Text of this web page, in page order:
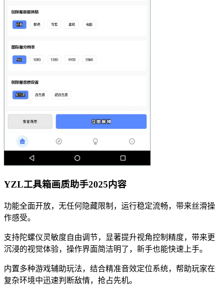
YZL工具箱画质助手2025内容
功能全面开放，无任何隐藏限制，运行稳定流畅，带来丝滑操
作感受。
支持陀螺仪灵敏度自由调节，显著提升视角控制精度，带来更
沉浸的视觉体验，操作界面简洁明了，新手也能快速上手。
内置多种游戏辅助玩法，结合精准音效定位系统，帮助玩家在
复杂环境中迅速判断敌情，抢占先机。